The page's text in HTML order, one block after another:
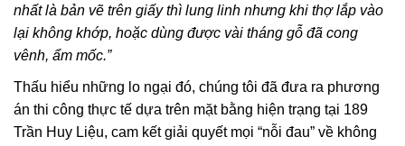
nhất là bản vẽ trên giấy thì lung linh nhưng khi thợ lắp vào
lại không khớp, hoặc dùng được vài tháng gỗ đã cong
vênh, ẩm mốc.”
Thấu hiểu những lo ngại đó, chúng tôi đã đưa ra phương
án thi công thực tế dựa trên mặt bằng hiện trạng tại 189
Trần Huy Liệu, cam kết giải quyết mọi “nỗi đau” về không